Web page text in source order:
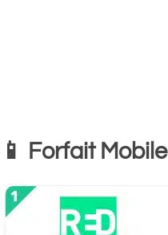
📱 Forfait Mobile